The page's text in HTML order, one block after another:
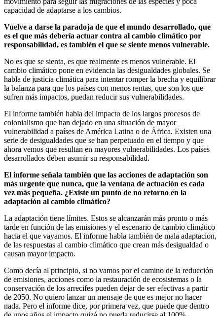
capacidad de adaptarse a los cambios.
Vuelve a darse la paradoja de que el mundo desarrollado, que
es el que más debería actuar contra al cambio climático por
responsabilidad, es también el que se siente menos vulnerable.
No es que se sienta, es que realmente es menos vulnerable. El
cambio climático pone en evidencia las desigualdades globales. Se
habla de justicia climática para intentar romper la brecha y equilibrar
la balanza para que los países con menos rentas, que son los que
sufren más impactos, puedan reducir sus vulnerabilidades.
El informe también habla del impacto de los largos procesos de
colonialismo que han dejado en una situación de mayor
vulnerabilidad a países de América Latina o de África. Existen una
serie de desigualdades que se han perpetuado en el tiempo y que
ahora vemos que resultan en mayores vulnerabilidades. Los países
desarrollados deben asumir su responsabilidad.
El informe señala también que las acciones de adaptación son
más urgente que nunca, que la ventana de actuación es cada
vez más pequeña. ¿Existe un punto de no retorno en la
adaptación al cambio climático?
La adaptación tiene límites. Estos se alcanzarán más pronto o más
tarde en función de las emisiones y el escenario de cambio climático
hacia el que vayamos. El informe habla también de mala adaptación,
de las respuestas al cambio climático que crean más desigualdad o
causan mayor impacto.
Como decía al principio, si no vamos por el camino de la reducción
de emisiones, acciones como la restauración de ecosistemas o la
conservación de los arrecifes pueden dejar de ser efectivas a partir
de 2050. No quiero lanzar un mensaje de que es mejor no hacer
nada. Pero el informe dice, por primera vez, que puede que dentro